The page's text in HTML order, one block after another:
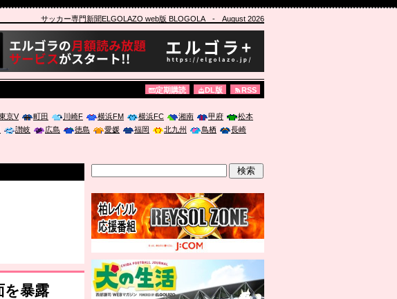
サッカー専門新聞ELGOLAZO web版 BLOGOLA- August 2026
定期購読 DL版 RSS
京V 町田 川崎F 横浜FM 横浜FC 湘南 甲府
松本
讃岐 広島 徳島 愛媛 福岡 北九州 鳥栖
長崎
代の猛暑対策～」に登壇
を暴露